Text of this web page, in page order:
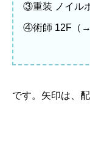
③重装 ノイル
④術師 12F（→
です。矢印は、